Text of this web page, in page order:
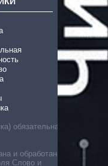
обязательна
и обработана
Слово и